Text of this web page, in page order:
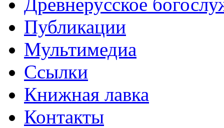
Публикации
Мультимедиа
Ссылки
Книжная лавка
Контакты